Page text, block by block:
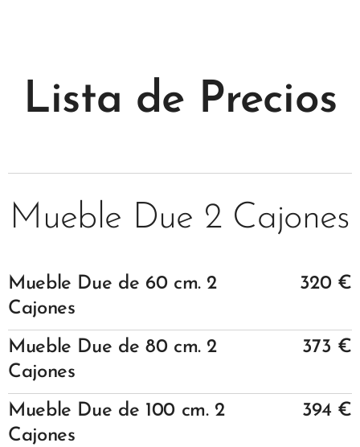
Lista de Precios
Mueble Due 2 Cajones
Mueble Due de 60 cm. 2
Cajones
320 €
Mueble Due de 80 cm. 2
Cajones
373 €
Mueble Due de 100 cm. 2
Cajones
394 €